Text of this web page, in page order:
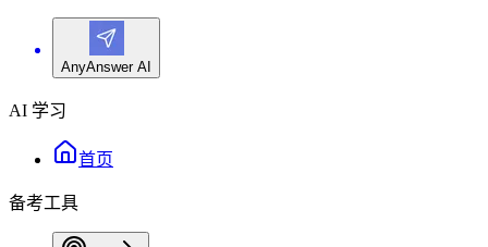
AnyAnswer AI
AI 学习
首页
备考工具